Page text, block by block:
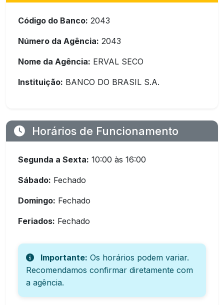
Código do Banco: 2043
Número da Agência: 2043
Nome da Agência: ERVAL SECO
Instituição: BANCO DO BRASIL S.A.
Horários de Funcionamento
Segunda a Sexta: 10:00 às 16:00
Sábado: Fechado
Domingo: Fechado
Feriados: Fechado
Importante: Os horários podem variar.
Recomendamos confirmar diretamente com
a agência.